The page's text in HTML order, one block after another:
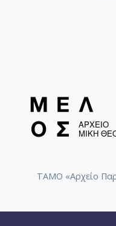
ΤΑΜΟ «Αρχείο